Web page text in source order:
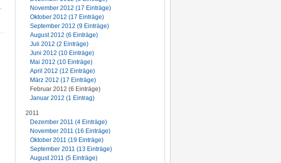
November 2012 (17 Einträge)
Oktober 2012 (17 Einträge)
September 2012 (9 Einträge)
August 2012 (6 Einträge)
Juli 2012 (2 Einträge)
Juni 2012 (10 Einträge)
Mai 2012 (10 Einträge)
April 2012 (12 Einträge)
März 2012 (17 Einträge)
Februar 2012 (6 Einträge)
Januar 2012 (1 Eintrag)
2011
Dezember 2011 (4 Einträge)
November 2011 (16 Einträge)
Oktober 2011 (19 Einträge)
September 2011 (13 Einträge)
August 2011 (5 Einträge)